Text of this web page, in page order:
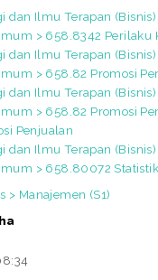
dan Ilmu Terapan
> 658.8342 Perilaku
dan Ilmu Terapan
> 658.82 Promosi
dan Ilmu Terapan
> 658.82 Promosi
Penjualan
dan Ilmu Terapan
> 658.80072
> Manajemen (S1)